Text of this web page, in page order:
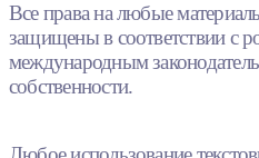
Все права на любые
защищены в соответствии с
международным
собственности.